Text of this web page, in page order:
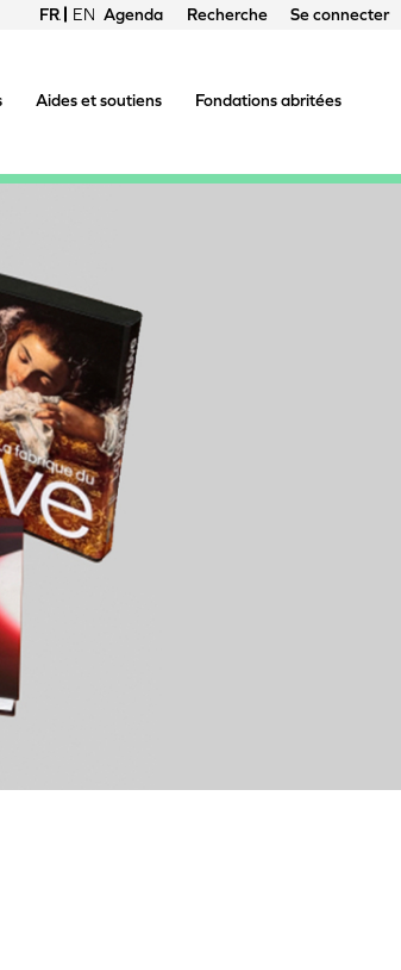
FRANÇAIS
ENGLISH
du
compte
Agenda Recherche Se connecter
Aides et soutiens Fondations abritées